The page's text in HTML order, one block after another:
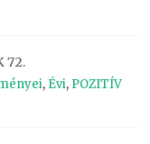
72.
, Évi, POZITÍV